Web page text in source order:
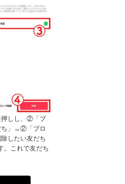
押しし、②「ブ
ち」→②「ブロ
したい友だち
。これで友だち